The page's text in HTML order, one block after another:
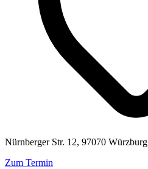
Nürnberger Str. 12, 97070 Würzburg
Zum Termin